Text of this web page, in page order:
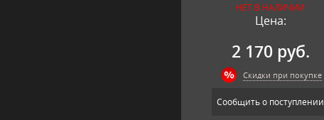
НЕТ В НАЛИЧИИ
Цена:
2 170 руб.
Скидки при покупке
Сообщить о поступлении